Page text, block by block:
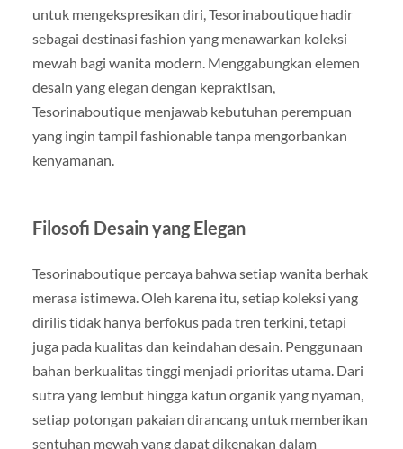
untuk mengekspresikan diri, Tesorinaboutique hadir
sebagai destinasi fashion yang menawarkan koleksi
mewah bagi wanita modern. Menggabungkan elemen
desain yang elegan dengan kepraktisan,
Tesorinaboutique menjawab kebutuhan perempuan
yang ingin tampil fashionable tanpa mengorbankan
kenyamanan.
Filosofi Desain yang Elegan
Tesorinaboutique percaya bahwa setiap wanita berhak
merasa istimewa. Oleh karena itu, setiap koleksi yang
dirilis tidak hanya berfokus pada tren terkini, tetapi
juga pada kualitas dan keindahan desain. Penggunaan
bahan berkualitas tinggi menjadi prioritas utama. Dari
sutra yang lembut hingga katun organik yang nyaman,
setiap potongan pakaian dirancang untuk memberikan
sentuhan mewah yang dapat dikenakan dalam